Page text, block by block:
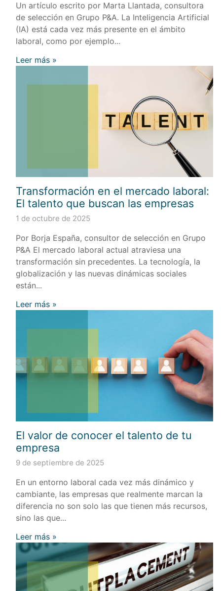
Un artículo escrito por Marta Llantada, consultora
de selección en Grupo P&A. La Inteligencia Artificial
(IA) está cada vez más presente en el ámbito
laboral, como por ejemplo...
Leer más »
Transformación en el mercado laboral:
El talento que buscan las empresas
1 de octubre de 2025
Por Borja España, consultor de selección en Grupo
P&A El mercado laboral actual atraviesa una
transformación sin precedentes. La tecnología, la
globalización y las nuevas dinámicas sociales
están...
Leer más »
El valor de conocer el talento de tu
empresa
9 de septiembre de 2025
En un entorno laboral cada vez más dinámico y
cambiante, las empresas que realmente marcan la
diferencia no son solo las que tienen más recursos,
sino las que...
Leer más »